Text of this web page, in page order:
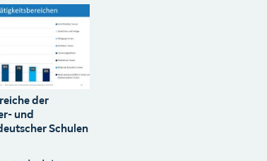
der
und
Schulen